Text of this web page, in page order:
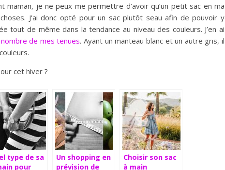
maman, je ne peux me permettre d’avoir qu’un petit sac en ma
J’ai donc opté pour un sac plutôt seau afin de pouvoir y
tout de même dans la tendance au niveau des couleurs. J’en ai
de mes tenues. Ayant un manteau blanc et un autre gris, il
cet hiver ?
type de sa
pour
Un shopping en
prévision de
Choisir son sac
à main